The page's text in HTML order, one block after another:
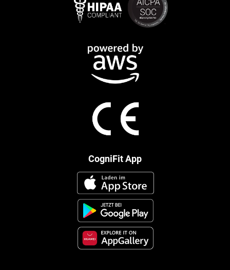
CogniFit App